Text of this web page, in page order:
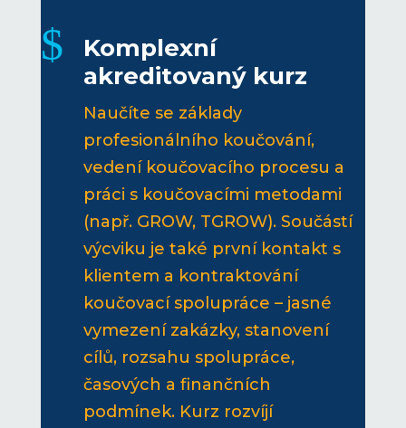
$
Komplexní
akreditovaný kurz
Naučíte se základy
profesionálního koučování,
vedení koučovacího procesu a
práci s koučovacími metodami
(např. GROW, TGROW). Součástí
výcviku je také první kontakt s
klientem a kontraktování
koučovací spolupráce – jasné
vymezení zakázky, stanovení
cílů, rozsahu spolupráce,
časových a finančních
podmínek. Kurz rozvíjí